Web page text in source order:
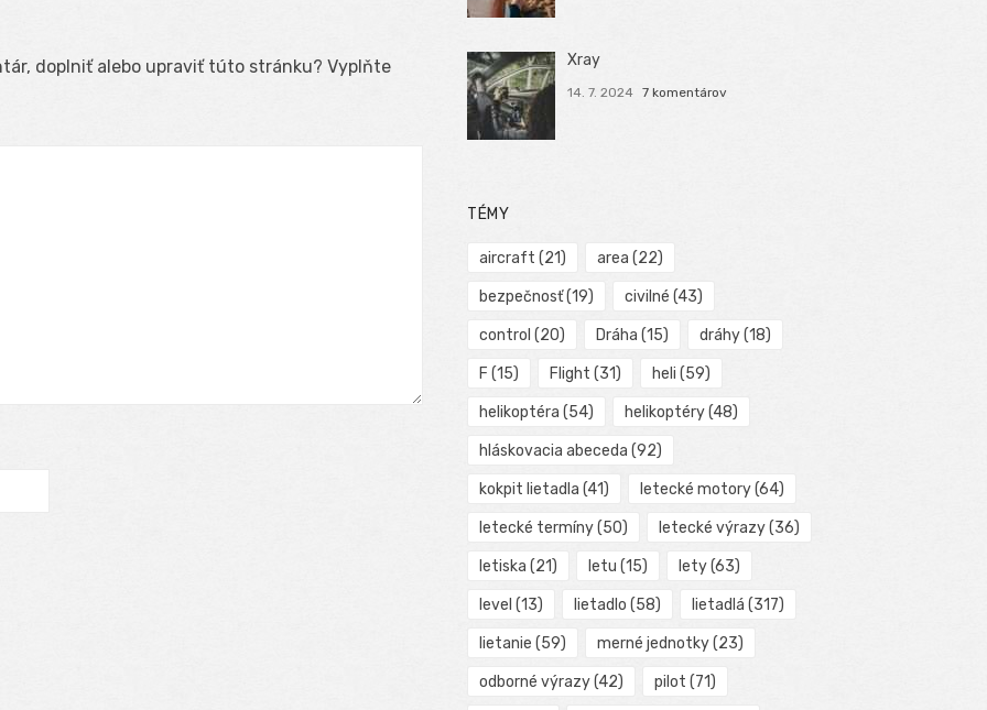
doplniť alebo upraviť túto stránku? Vyplňte Xray
14. 7. 2024 7 komentárov
TÉMY
aircraft (21) area (22)
bezpečnosť(19) civilné (43)
control (20) Dráha (15) dráhy(18)
F (15) Flight (31) heli (59)
helikoptéra (54) helikoptéry(48)
hláskovacia abeceda (92)
kokpit lietadla (41) letecké motory(64)
letecké termíny(50) letecké výrazy(36)
letiska (21) letu (15) lety(63)
level (13) lietadlo (58) lietadlá (317)
lietanie (59) merné jednotky(23)
odborné výrazy(42) pilot (71)